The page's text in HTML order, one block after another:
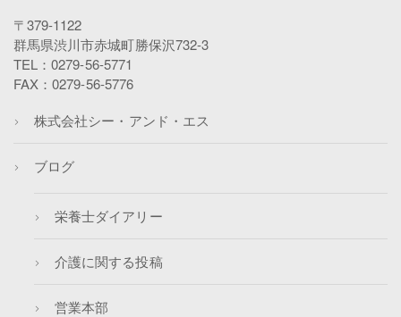
〒379-1122
群馬県渋川市赤城町勝保沢732-3
TEL：0279-56-5771
FAX：0279-56-5776
株式会社シー・アンド・エス
ブログ
栄養士ダイアリー
介護に関する投稿
営業本部